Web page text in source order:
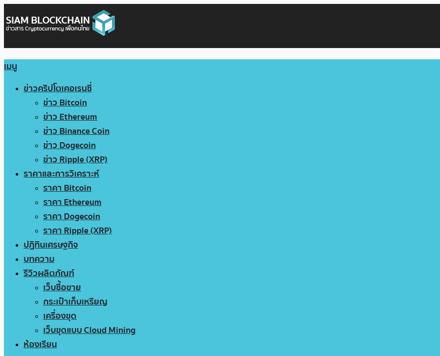
เมนู
ข่าวคริปโตเคอเรนซี่
ข่าว Bitcoin
ข่าว Ethereum
ข่าว Binance Coin
ข่าว Dogecoin
ข่าว Ripple (XRP)
ราคาและการวิเคราะห์
ราคา Bitcoin
ราคา Ethereum
ราคา Dogecoin
ราคา Ripple (XRP)
ปฏิทินเศรษฐกิจ
บทความ
รีวิวผลิตภัณฑ์
เว็บซื้อขาย
กระเป๋าเก็บเหรียญ
เครื่องขุด
เว็บขุดแบบ Cloud Mining
ห้องเรียน